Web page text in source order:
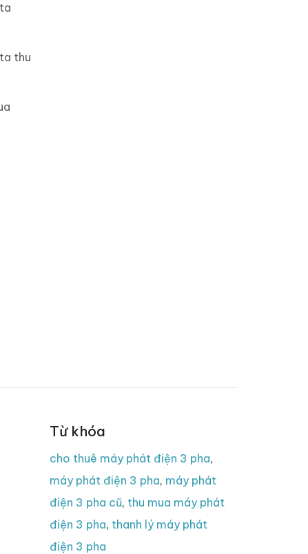
thu
Từ khóa
cho thuê máy phát điện 3 pha,
máy phát điện 3 pha, máy phát
điện 3 pha cũ, thu mua máy phát
điện 3 pha, thanh lý máy phát
điện 3 pha